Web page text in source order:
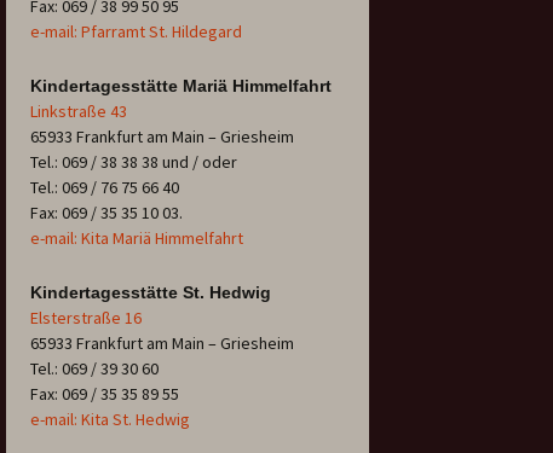
Fax: 069 / 38 99 50 95
e-mail: Pfarramt St. Hildegard
Kindertagesstätte Mariä Himmelfahrt
Linkstraße 43
65933 Frankfurt am Main – Griesheim
Tel.: 069 / 38 38 38 und / oder
Tel.: 069 / 76 75 66 40
Fax: 069 / 35 35 10 03.
e-mail: Kita Mariä Himmelfahrt
Kindertagesstätte St. Hedwig
Elsterstraße 16
65933 Frankfurt am Main – Griesheim
Tel.: 069 / 39 30 60
Fax: 069 / 35 35 89 55
e-mail: Kita St. Hedwig